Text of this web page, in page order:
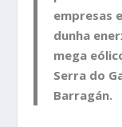
empresas
dunha
mega
Serra do
Barragán.